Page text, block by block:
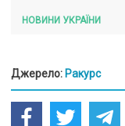
НОВИНИ УКРАЇНИ
Джерело: Ракурс